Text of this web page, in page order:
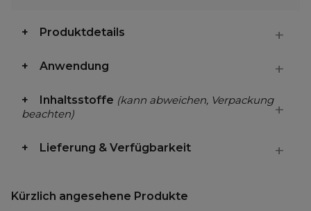
Produktdetails
Anwendung
Inhaltsstoffe (kann abweichen, Verpackung
beachten)
Lieferung & Verfügbarkeit
Kürzlich angesehene Produkte